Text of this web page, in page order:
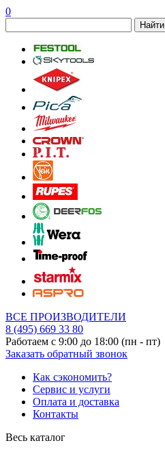
0
Найти
ВСЕ ПРОИЗВОДИТЕЛИ
8 (495) 669 33 80
Работаем с 9:00 до 18:00 (пн - пт)
Заказать обратный звонок
Как сэкономить?
Сервис и услуги
Оплата и доставка
Контакты
Весь каталог